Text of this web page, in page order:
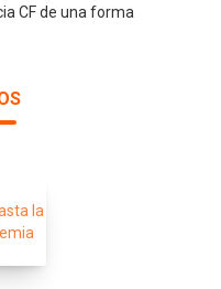
CF de una forma